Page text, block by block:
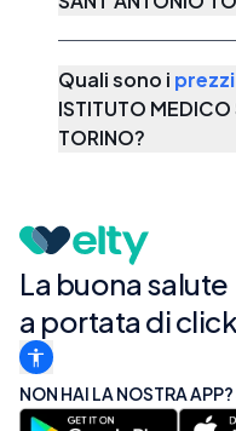
Quali sono i prezzi
ISTITUTO
TORINO?
La buona salute
a portata di
NON HAI LA NOSTRA